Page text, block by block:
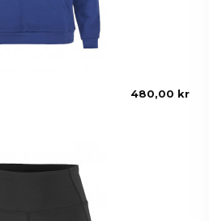
480,00 kr